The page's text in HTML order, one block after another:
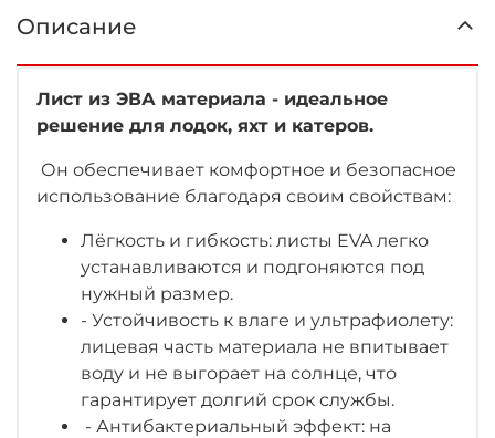
Описание
Лист из ЭВА материала - идеальное
решение для лодок, яхт и катеров.
Он обеспечивает комфортное и безопасное
использование благодаря своим свойствам:
Лёгкость и гибкость: листы EVA легко
устанавливаются и подгоняются под
нужный размер.
- Устойчивость к влаге и ультрафиолету:
лицевая часть материала не впитывает
воду и не выгорает на солнце, что
гарантирует долгий срок службы.
- Антибактериальный эффект: на